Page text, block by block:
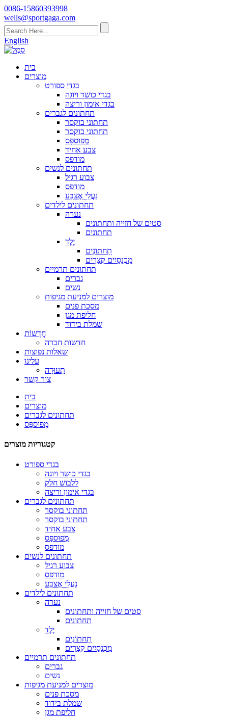
0086-15860393998
wells@sportgaga.com
English
בית
מוצרים
בגדי ספורט
בגדי כושר ויוגה
בגדי אימון וריצה
תחתונים לגברים
תחתוני בוקסר
תחתוני בוקסר
מְפוּספָּס
צבע אחיד
מודפס
תחתונים לנשים
צבוע רגיל
מודפס
נַעֲלֵי אֶצבַּע
תחתונים לילדים
נערה
סטים של חזייה ותחתונים
תחתונים
יֶלֶד
תַחתוֹנִים
מִכְנָסַיִים קְצָרִים
תחתונים תרמיים
גברים
נשים
מוצרים למניעת מגיפות
מסכת פנים
חליפת מגן
שמלת בידוד
חֲדָשׁוֹת
חדשות חברה
שאלות נפוצות
עלינו
תְעוּדָה
צור קשר
בית
מוצרים
תחתונים לגברים
מְפוּספָּס
קטגוריות מוצרים
בגדי ספורט
בגדי כושר ויוגה
ללבוש חלק
בגדי אימון וריצה
תחתונים לגברים
תחתוני בוקסר
תחתוני בוקסר
צבע אחיד
מְפוּספָּס
מודפס
תחתונים לנשים
צבוע רגיל
מודפס
נַעֲלֵי אֶצבַּע
תחתונים לילדים
נערה
סטים של חזייה ותחתונים
תחתונים
יֶלֶד
תַחתוֹנִים
מִכְנָסַיִים קְצָרִים
תחתונים תרמיים
גברים
נשים
מוצרים למניעת מגיפות
מסכת פנים
שמלת בידוד
חליפת מגן